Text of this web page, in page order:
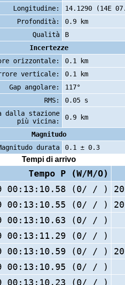
Longitudine:
14.1290 (14E
Profondità:
0.9 km
Qualità
B
Incertezze
orizzontale:
0.1 km
verticale:
0.1 km
Gap angolare:
117°
RMS:
0.05 s
dalla stazione
più vicina:
0.9 km
Magnitudo
durata
0.1 ± 0.3
Tempi di arrivo
Tempo P (W/M/O)
00:13:10.58 (0/ / )
00:13:10.55 (0/ / )
00:13:10.63 (0/ / )
00:13:11.29 (0/ / )
00:13:10.59 (0/ / )
00:13:10.95 (0/ / )
00:13:10.23 (0/ / )